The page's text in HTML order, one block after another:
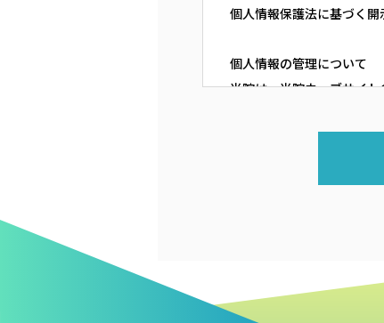
個人情報保護法に基づく
個人情報の管理について
当院は、当院ウェブサイ
当院は、当院ウェブサイ
当該委託先による個人情
患者さまが、ご自身の個
ただければ、適切に対応さ